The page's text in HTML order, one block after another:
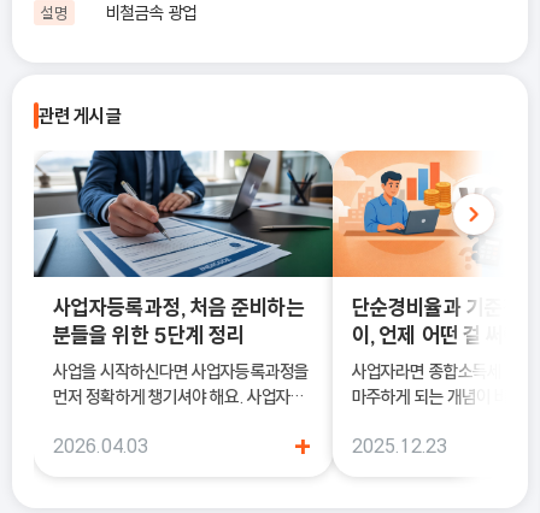
설명 비철금속 광업
관련 게시글
사업자등록과정, 처음 준비하는
분들을 위한 5단계 정리
사업을 시작하신다면 사업자등록과정을
먼저 정확하게 챙기셔야 해요. 사업자등
국세청에 정식으로 사업을 시작한다고
2026.04.03 +
단순경비율과 기준경
이, 언제 어떤 걸 써야
사업자라면 종합소득세 신고
마주하게 되는 개념이 바로
에서는 이 두 가지의 차이를
2025.12.23